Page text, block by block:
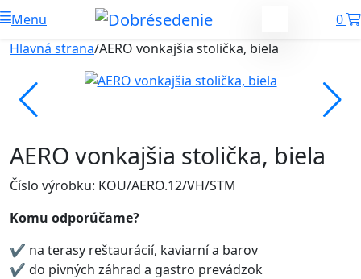
Menu
0
Hlavná strana/AERO vonkajšia stolička, biela
AERO vonkajšia stolička, biela
Číslo výrobku: KOU/AERO.12/VH/STM
Komu odporúčame?
✔ na terasy reštaurácií, kaviarní a barov
✔ do pivných záhrad a gastro prevádzok